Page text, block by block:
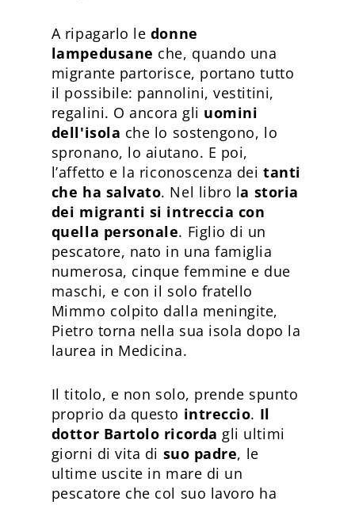
A ripagarlo le donne
lampedusane che, quando una
migrante partorisce, portano tutto
il possibile: pannolini, vestitini,
regalini. O ancora gli uomini
dell'isola che lo sostengono, lo
spronano, lo aiutano. E poi,
l’affetto e la riconoscenza deitanti
che ha salvato. Nel libro la storia
dei migranti si intreccia con
quella personale. Figlio di un
pescatore, nato in una famiglia
numerosa, cinque femmine e due
maschi, e con il solo fratello
Mimmo colpito dalla meningite,
Pietro torna nella sua isola dopo la
laurea in Medicina.
Il titolo, e non solo, prende spunto
proprio da questo intreccio. Il
dottor Bartolo ricorda gli ultimi
giorni di vita di suo padre, le
ultime uscite in mare di un
pescatore che col suo lavoro ha